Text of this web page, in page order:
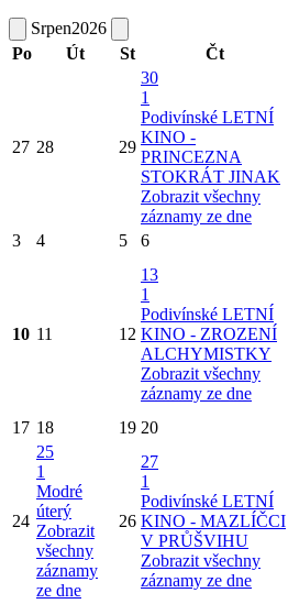
Srpen2026
Po
Út St Čt
27 28 29
30
1
Podivínské LETNÍ
KINO -
PRINCEZNA
STOKRÁT JINAK
Zobrazit všechny
záznamy ze dne
3 4 5 6
10 11 12
13
1
Podivínské LETNÍ
KINO - ZROZENÍ
ALCHYMISTKY
Zobrazit všechny
záznamy ze dne
17 18 19 20
24
25
1
Modré
úterý
Zobrazit
všechny
záznamy
ze dne
26
27
1
Podivínské LETNÍ
KINO - MAZLÍČCI
V PRŮŠVIHU
Zobrazit všechny
záznamy ze dne